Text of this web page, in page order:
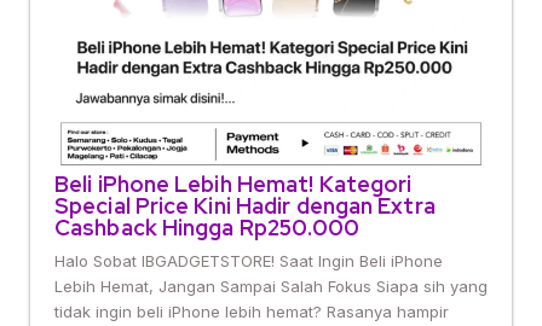
Beli iPhone Lebih Hemat! Kategori
Special Price Kini Hadir dengan Extra
Cashback Hingga Rp250.000
Halo Sobat IBGADGETSTORE! Saat Ingin Beli iPhone
Lebih Hemat, Jangan Sampai Salah Fokus Siapa sih yang
tidak ingin beli iPhone lebih hemat? Rasanya hampir